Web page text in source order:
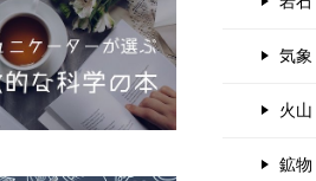
気象
火山
鉱物